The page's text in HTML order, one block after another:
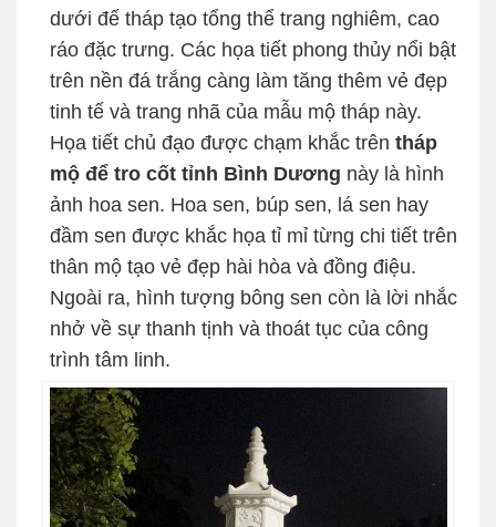
dưới đế tháp tạo tổng thể trang nghiêm, cao
ráo đặc trưng. Các họa tiết phong thủy nổi bật
trên nền đá trắng càng làm tăng thêm vẻ đẹp
tinh tế và trang nhã của mẫu mộ tháp này.
Họa tiết chủ đạo được chạm khắc trên tháp
mộ để tro cốt tỉnh Bình Dương này là hình
ảnh hoa sen. Hoa sen, búp sen, lá sen hay
đầm sen được khắc họa tỉ mỉ từng chi tiết trên
thân mộ tạo vẻ đẹp hài hòa và đồng điệu.
Ngoài ra, hình tượng bông sen còn là lời nhắc
nhở về sự thanh tịnh và thoát tục của công
trình tâm linh.